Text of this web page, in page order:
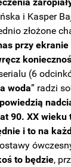
i Kasper
złożone
przy
(6
woda” radzi
90. XX wieku
i to na
to będzie,